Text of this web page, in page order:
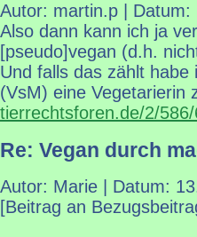
Autor: martin.p | Datum:
Also dann kann ich ja
[pseudo]vegan (d.h.
Und falls das zählt
(VsM) eine Vegetarierin
tierrechtsforen.de/2/
Re: Vegan durch
Autor: Marie | Datum:
[Beitrag an